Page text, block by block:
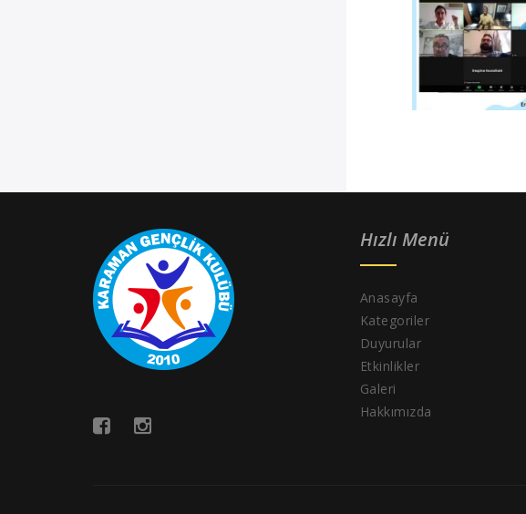
Hızlı Menü
Anasayfa
Kategoriler
Duyurular
Etkinlikler
Galeri
Hakkımızda